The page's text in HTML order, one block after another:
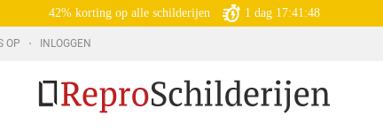
42% korting op alle schilderijen 1 dag 17:41:46
OP INLOGGEN